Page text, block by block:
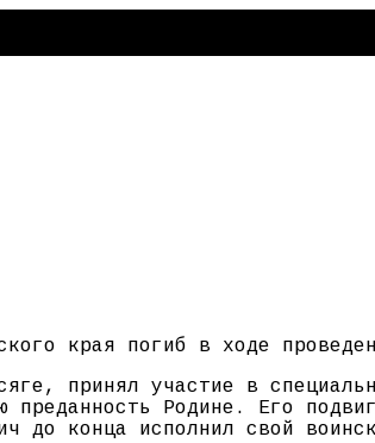
края погиб в ходе
принял участие в
Родине. Его
до конца исполнил свой